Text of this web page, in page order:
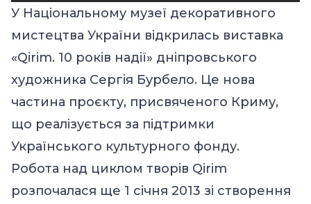
У Національному музеї декоративного
мистецтва України відкрилась виставка
«Qirim. 10 років надії» дніпровського
художника Сергія Бурбело. Це нова
частина проєкту, присвяченого Криму,
що реалізується за підтримки
Українського культурного фонду.
Робота над циклом творів Qirim
розпочалася ще 1 січня 2013 зі створення